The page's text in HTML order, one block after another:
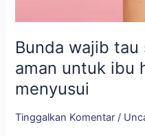
Bunda wajib tau
aman untuk ibu
menyusui
Tinggalkan Komentar /